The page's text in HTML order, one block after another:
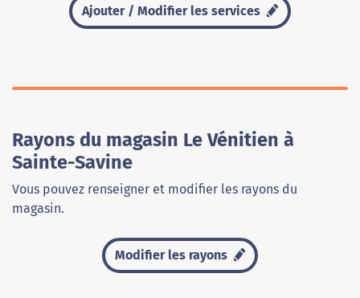
Ajouter / Modifier les services
Rayons du magasin Le Vénitien à
Sainte-Savine
Vous pouvez renseigner et modifier les rayons du
magasin.
Modifier les rayons